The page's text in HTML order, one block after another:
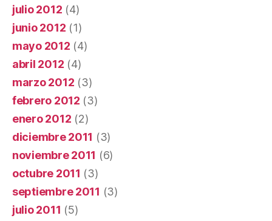
julio 2012 (4)
junio 2012 (1)
mayo 2012 (4)
abril 2012 (4)
marzo 2012 (3)
febrero 2012 (3)
enero 2012 (2)
diciembre 2011 (3)
noviembre 2011 (6)
octubre 2011 (3)
septiembre 2011 (3)
julio 2011 (5)